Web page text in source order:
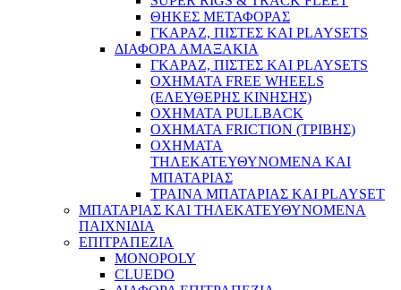
ΘΗΚΕΣ ΜΕΤΑΦΟΡΑΣ
ΓΚΑΡΑΖ, ΠΙΣΤΕΣ ΚΑΙ PLAYSETS
ΔΙΑΦΟΡΑ ΑΜΑΞΑΚΙΑ
ΓΚΑΡΑΖ, ΠΙΣΤΕΣ ΚΑΙ PLAYSETS
ΟΧΗΜΑΤΑ FREE WHEELS
(ΕΛΕΥΘΕΡΗΣ ΚΙΝΗΣΗΣ)
ΟΧΗΜΑΤΑ PULLBACK
ΟΧΗΜΑΤΑ FRICTION (ΤΡΙΒΗΣ)
ΟΧΗΜΑΤΑ
ΤΗΛΕΚΑΤΕΥΘΥΝΟΜΕΝΑ ΚΑΙ
ΜΠΑΤΑΡΙΑΣ
ΤΡΑΙΝΑ ΜΠΑΤΑΡΙΑΣ ΚΑΙ PLAYSET
ΜΠΑΤΑΡΙΑΣ ΚΑΙ ΤΗΛΕΚΑΤΕΥΘΥΝΟΜΕΝΑ
ΠΑΙΧΝΙΔΙΑ
ΕΠΙΤΡΑΠΕΖΙΑ
MONOPOLY
CLUEDO